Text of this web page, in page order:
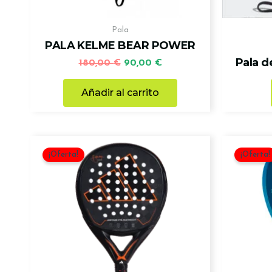
Pala
PALA KELME BEAR POWER
180,00€ 90,00 €
Añadir al carrito
Pala
¡Oferta!
El
precio
original
era:
400,00 €.
actual
es:
160,00 €.
¡Oferta!